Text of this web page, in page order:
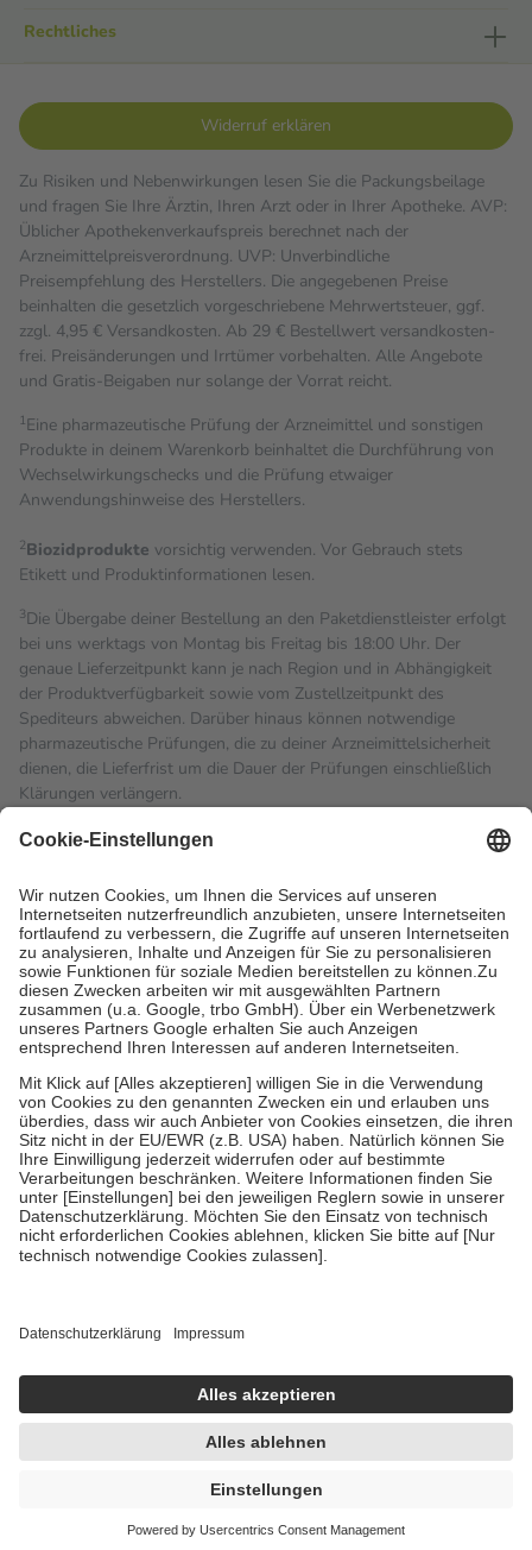
Rechtliches
Widerruf erklären
Zu Risiken und Nebenwirkungen lesen Sie die Packungsbeilage
und fragen Sie Ihre Ärztin, Ihren Arzt oder in Ihrer Apotheke. AVP:
Üblicher Apothekenverkaufspreis berechnet nach der
Arzneimittelpreisverordnung. UVP: Unverbindliche
Preisempfehlung des Herstellers. Die angegebenen Preise
beinhalten die gesetzlich vorgeschriebene Mehrwertsteuer, ggf.
zzgl. 4,95 € Versandkosten. Ab 29 € Bestell­wert versand­kosten­
frei. Preisänderungen und Irrtümer vorbehalten. Alle Angebote
und Gratis-Beigaben nur solange der Vorrat reicht.
1Eine pharmazeutische Prüfung der Arzneimittel und sonstigen
Produkte in deinem Warenkorb beinhaltet die Durchführung von
Wechselwirkungschecks und die Prüfung etwaiger
Anwendungshinweise des Herstellers.
2Biozidprodukte vorsichtig verwenden. Vor Gebrauch stets
Etikett und Produktinformationen lesen.
3Die Übergabe deiner Bestellung an den Paketdienstleister erfolgt
bei uns werktags von Montag bis Freitag bis 18:00 Uhr. Der
genaue Lieferzeitpunkt kann je nach Region und in Abhängigkeit
der Produktverfügbarkeit sowie vom Zustellzeitpunkt des
Spediteurs abweichen. Darüber hinaus können notwendige
pharmazeutische Prüfungen, die zu deiner Arzneimittelsicherheit
dienen, die Lieferfrist um die Dauer der Prüfungen einschließlich
Klärungen verlängern.
4Für verschreibungspflichtige Medikamente stellt der Arzt ein
gesetzliche Krankenversicherung übernimmt in der Regel die
Kosten dafür, der Versicherte trägt einen Teil davon als Zuzahlung
mit.
Grundsätzlich leisten Mitglieder Zuzahlungen in Höhe von zehn
Prozent des Abgabepreises,mindestensjedochfünf Euro
höchstens zehn Euro.Es sind jedoch nie mehr als die
tatsächlichen Kosten der Leistung zu entrichten.
Diese Regeln gelten grundsätzlich auch für Online-Apotheken.
Bei Heilmitteln und häuslicher Krankenpflege beträgt die
Zuzahlung zehn Prozent der Kosten sowie zehn Euro je
Verordnung.
Um das Engagement der Versicherten für ihre eigene Gesundheit
zu stärken und die besondere Stellung der Familie zu unterstützen,
fallenkeine Zuzahlungenan bei:
• Kindern und Jugendlichen bis zum vollendeten 18. Lebensjahr
mit Ausnahme der Fahrkosten
• empfohlenen Schutzimpfungen
Wir nutzen Trusted Shops als unabhängigen Dienstleister für die
Einholung von Bewertungen. Trusted Shops hat Maßnahmen
getroffen, um sicherzustellen, dass es sich um echte Bewertungen
handelt. Mehr Informationen findest du hier:
https://help.etrusted.com/hc/de/articles/4419944605341